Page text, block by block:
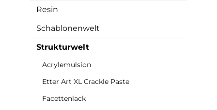
Resin
Schablonenwelt
Strukturwelt
Acrylemulsion
Etter Art XL Crackle Paste
Facettenlack